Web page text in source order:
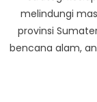
melindungi
provinsi
bencana alam,